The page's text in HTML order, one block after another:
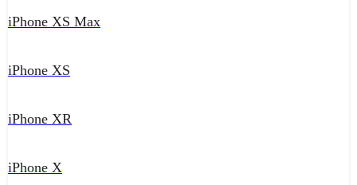
iPhone XS Max
iPhone XS
iPhone XR
iPhone X